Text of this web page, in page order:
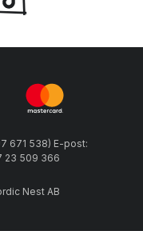
671 538) E-post:
23 509 366
Nest AB